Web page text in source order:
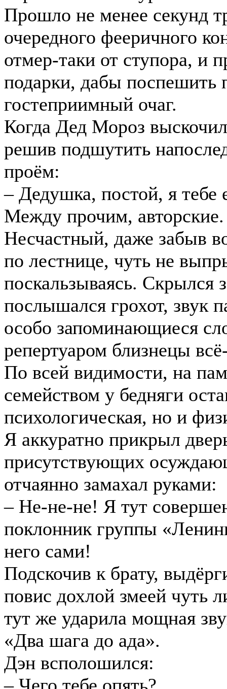
Прошло не менее секунд
очередного фееричного
отмер-таки от ступора, и
подарки, дабы поспешить
гостеприимный очаг.
Когда Дед Мороз
решив подшутить
проём:
– Дедушка, постой, я
Между прочим, авторские.
Несчастный, даже забыв
по лестнице, чуть не
поскальзываясь.
послышался грохот, звук
особо запоминающиеся
репертуаром близнецы
По всей видимости, на
семейством у бедняги
психологическая, но и
Я аккуратно прикрыл
присутствующих
отчаянно замахал руками:
– Не-не-не! Я тут
поклонник группы
него сами!
Подскочив к брату,
повис дохлой змеей чуть
тут же ударила мощная
«Два шага до ада».
Дэн всполошился: